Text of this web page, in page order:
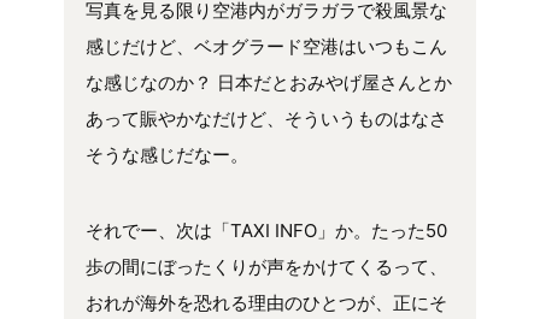
写真を見る限り空港内がガラガラで殺風景な
感じだけど、ベオグラード空港はいつもこん
な感じなのか？ 日本だとおみやげ屋さんとか
あって賑やかなだけど、そういうものはなさ
そうな感じだなー。
それでー、次は「TAXI INFO」か。たった50
歩の間にぼったくりが声をかけてくるって、
おれが海外を恐れる理由のひとつが、正にそ